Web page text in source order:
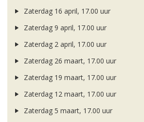
Zaterdag 16 april, 17.00 uur
Zaterdag 9 april, 17.00 uur
Zaterdag 2 april, 17.00 uur
Zaterdag 26 maart, 17.00 uur
Zaterdag 19 maart, 17.00 uur
Zaterdag 12 maart, 17.00 uur
Zaterdag 5 maart, 17.00 uur